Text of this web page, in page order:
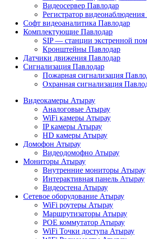
Видеосервер Павлодар
Регистратор
Софт видеоаналитика Павлодар
Комплектующие Павлодар
SIP — станции экстренной
Кронштейны Павлодар
Датчики движения Павлодар
Сигнализация Павлодар
Пожарная сигнализация
Охранная сигнализация
Видеокамеры Атырау
Аналоговые Атырау
WiFi камеры Атырау
IP камеры Атырау
HD камеры Атырау
Домофон Атырау
Видеодомофно Атырау
Мониторы Атырау
Внутренние мониторы Атырау
Интерактивная панель Атырау
Видеостена Атырау
Сетевое оборудование Атырау
WiFi роутеры Атырау
Маршрутизаторы Атырау
POE коммутатор Атырау
WiFi Точки доступа Атырау